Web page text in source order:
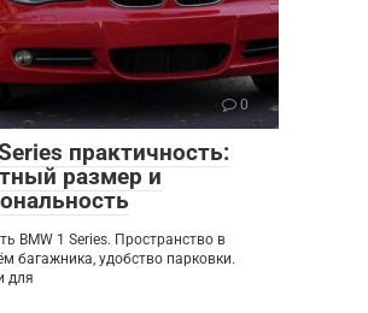
0
практичность:
размер и
BMW 1 Series. Пространство в
багажника, удобство парковки.
для